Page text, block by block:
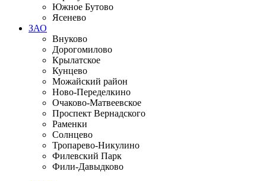
Южное Бутово
Ясенево
ЗАО
Внуково
Дорогомилово
Крылатское
Кунцево
Можайский район
Ново-Переделкино
Очаково-Матвеевское
Проспект Вернадского
Раменки
Солнцево
Тропарево-Никулино
Филевский Парк
Фили-Давыдково